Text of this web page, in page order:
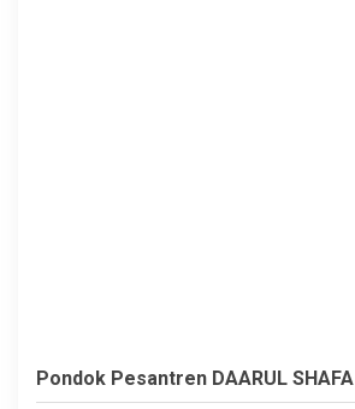
Pondok Pesantren DAARUL SHAFA